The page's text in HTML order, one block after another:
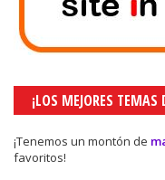
¡LOS MEJORES TEMAS
¡Tenemos un montón de
favoritos!